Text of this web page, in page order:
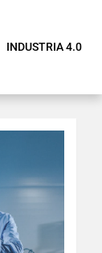
INDUSTRIA 4.0